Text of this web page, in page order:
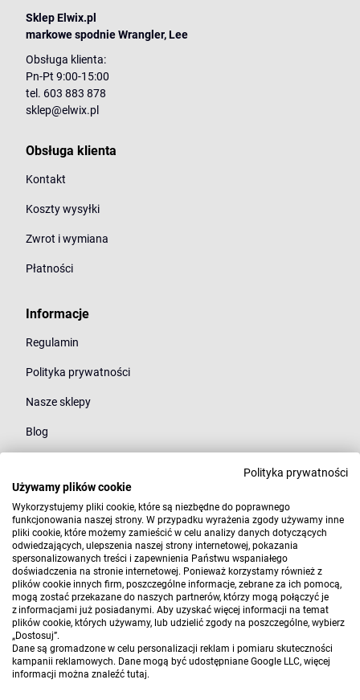
Sklep Elwix.pl
markowe spodnie Wrangler, Lee
Obsługa klienta:
Pn-Pt 9:00-15:00
tel. 603 883 878
sklep@elwix.pl
Obsługa klienta
Kontakt
Koszty wysyłki
Zwrot i wymiana
Płatności
Informacje
Regulamin
Polityka prywatności
Nasze sklepy
Blog
Młodzież
Styl
Marki
Polityka prywatności
Używamy plików cookie
Wykorzystujemy pliki cookie, które są niezbędne do poprawnego
funkcjonowania naszej strony. W przypadku wyrażenia zgody używamy inne
pliki cookie, które możemy zamieścić w celu analizy danych dotyczących
odwiedzających, ulepszenia naszej strony internetowej, pokazania
spersonalizowanych treści i zapewnienia Państwu wspaniałego
doświadczenia na stronie internetowej. Ponieważ korzystamy również z
plików cookie innych firm, poszczególne informacje, zebrane za ich pomocą,
mogą zostać przekazane do naszych partnerów, którzy mogą połączyć je
z informacjami już posiadanymi. Aby uzyskać więcej informacji na temat
plików cookie, których używamy, lub udzielić zgody na poszczególne, wybierz
„Dostosuj”.
Dane są gromadzone w celu personalizacji reklam i pomiaru skuteczności
kampanii reklamowych. Dane mogą być udostępniane Google LLC, więcej
informacji można znaleźć tutaj.